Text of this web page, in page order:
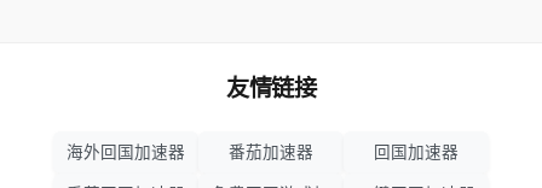
友情链接
海外回国加速器 番茄加速器 回国加速器